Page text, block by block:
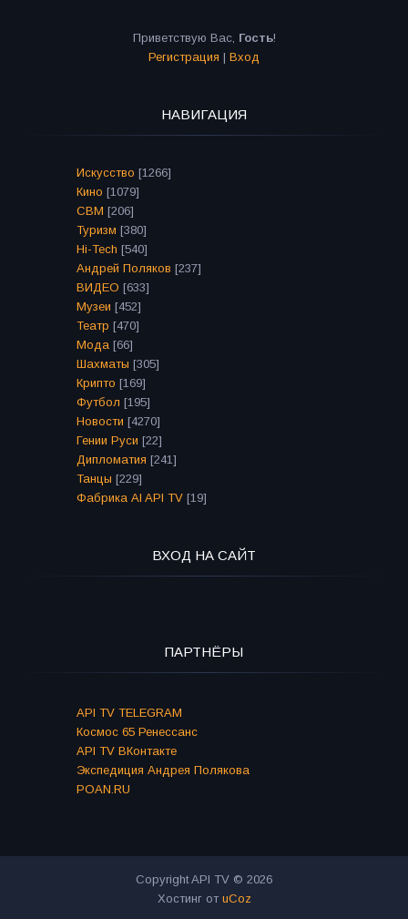
Приветствую Вас, Гость!
Регистрация | Вход
НАВИГАЦИЯ
Искусство [1266]
Кино [1079]
СВМ [206]
Туризм [380]
Hi-Tech [540]
Андрей Поляков [237]
ВИДЕО [633]
Музеи [452]
Театр [470]
Мода [66]
Шахматы [305]
Крипто [169]
Футбол [195]
Новости [4270]
Гении Руси [22]
Дипломатия [241]
Танцы [229]
Фабрика AI API TV [19]
ВХОД НА САЙТ
ПАРТНЁРЫ
API TV TELEGRAM
Космос 65 Ренессанс
API TV ВКонтакте
Экспедиция Андрея Полякова
POAN.RU
Copyright API TV © 2026
Хостинг от uCoz